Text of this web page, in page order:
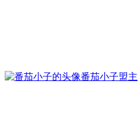
番茄小子盟主